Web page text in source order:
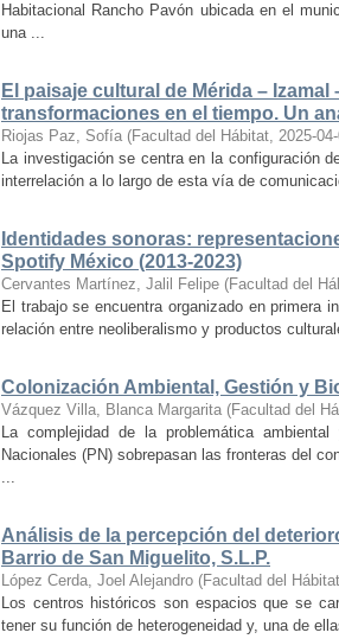
Habitacional Rancho Pavón ubicada en el
una ...
El paisaje cultural de Mérida –
transformaciones en el tiempo. Un
Riojas Paz, Sofía (Facultad del Hábitat, 2025-
La investigación se centra en la configuración
interrelación a lo largo de esta vía de
Identidades sonoras:
Spotify México (2013-2023)
Cervantes Martínez, Jalil Felipe (Facultad del
El trabajo se encuentra organizado en primera
relación entre neoliberalismo y productos
Colonización Ambiental, Gestión y
Vázquez Villa, Blanca Margarita (Facultad del
La complejidad de la problemática
Nacionales (PN) sobrepasan las fronteras del
...
Análisis de la percepción del
Barrio de San Miguelito, S.L.P.
López Cerda, Joel Alejandro (Facultad del Hábitat
Los centros históricos son espacios que se
tener su función de heterogeneidad y, una de